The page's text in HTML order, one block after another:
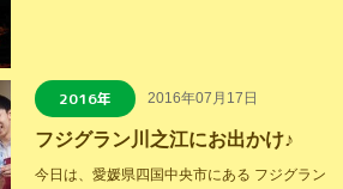
2016年 2016年07月17日
フジグラン川之江にお出かけ♪
今日は、愛媛県四国中央市にある フジグラン